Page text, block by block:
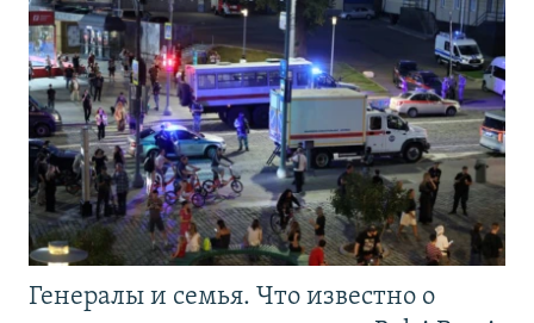
Генералы и семья. Что известно о